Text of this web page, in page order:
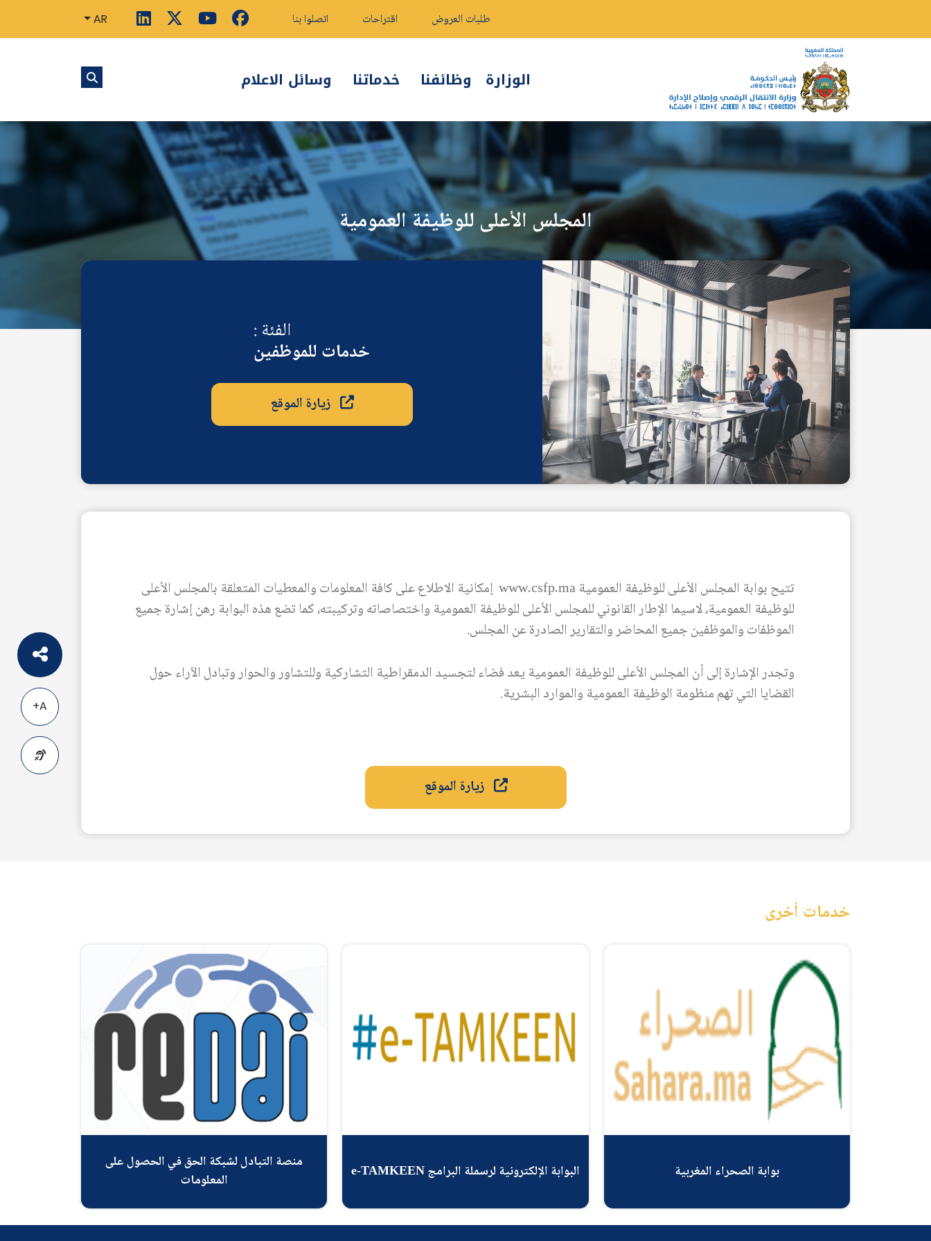
طلبات العروض اقتراحات اتصلوا بنا AR
الوزارة وظائفنا خدماتنا وسائل الاعلام
المجلس الأعلى للوظيفة العمومية
الفئة :
خدمات للموظفين
زيارة الموقع
تتيح بوابة المجلس الأعلى للوظيفة العمومية www.csfp.ma إمكانية الاطلاع على كافة المعلومات والمعطيات المتعلقة بالمجلس الأعلى
للوظيفة العمومية، لاسيما الإطار القانوني للمجلس الأعلى للوظيفة العمومية واختصاصاته وتركيبته، كما تضع هذه البوابة رهن إشارة جميع
الموظفات والموظفين جميع المحاضر والتقارير الصادرة عن المجلس.
وتجدر الإشارة إلى أن المجلس الأعلى للوظيفة العمومية يعد فضاء لتجسيد الدمقراطية التشاركية وللتشاور والحوار وتبادل الآراء حول
القضايا التي تهم منظومة الوظيفة العمومية والموارد البشرية.
زيارة الموقع
A+
خدمات أخرى
بوابة الصحراء المغربية البوابة الإلكترونية لرسملة البرامج e-TAMKEEN
منصة التبادل لشبكة الحق في الحصول على
المعلومات